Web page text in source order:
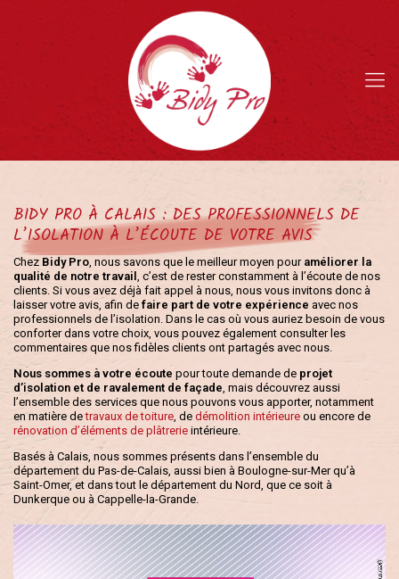
BIDY PRO À CALAIS : DES PROFESSIONNELS DE
L’ISOLATION À L’ÉCOUTE DE VOTRE AVIS
Chez Bidy Pro, nous savons que le meilleur moyen pour améliorer la
qualité de notre travail , c’est de rester constamment à l’écoute de nos
clients. Si vous avez déjà fait appel à nous, nous vous invitons donc à
laisser votre avis, afin de faire part de votre expérience avec nos
professionnels de l’isolation. Dans le cas où vous auriez besoin de vous
conforter dans votre choix, vous pouvez également consulter les
commentaires que nos fidèles clients ont partagés avec nous.
Nous sommes à votre écoute pour toute demande de projet
d’isolation et de ravalement de façade, mais découvrez aussi
l’ensemble des services que nous pouvons vous apporter, notamment
en matière detravaux de toiture, de démolition intérieure ou encore de
rénovation d’éléments de plâtrerie intérieure.
Basés à Calais, nous sommes présents dans l’ensemble du
département du Pas-de-Calais, aussi bien à Boulogne-sur-Mer qu’à
Saint-Omer, et dans tout le département du Nord, que ce soit à
Dunkerque ou à Cappelle-la-Grande.